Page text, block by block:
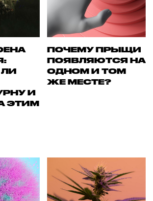
И
ЭТИМ
ПОЧЕМУ ПРЫЩИ
ПОЯВЛЯЮТСЯ НА
ОДНОМ И ТОМ
ЖЕ МЕСТЕ?